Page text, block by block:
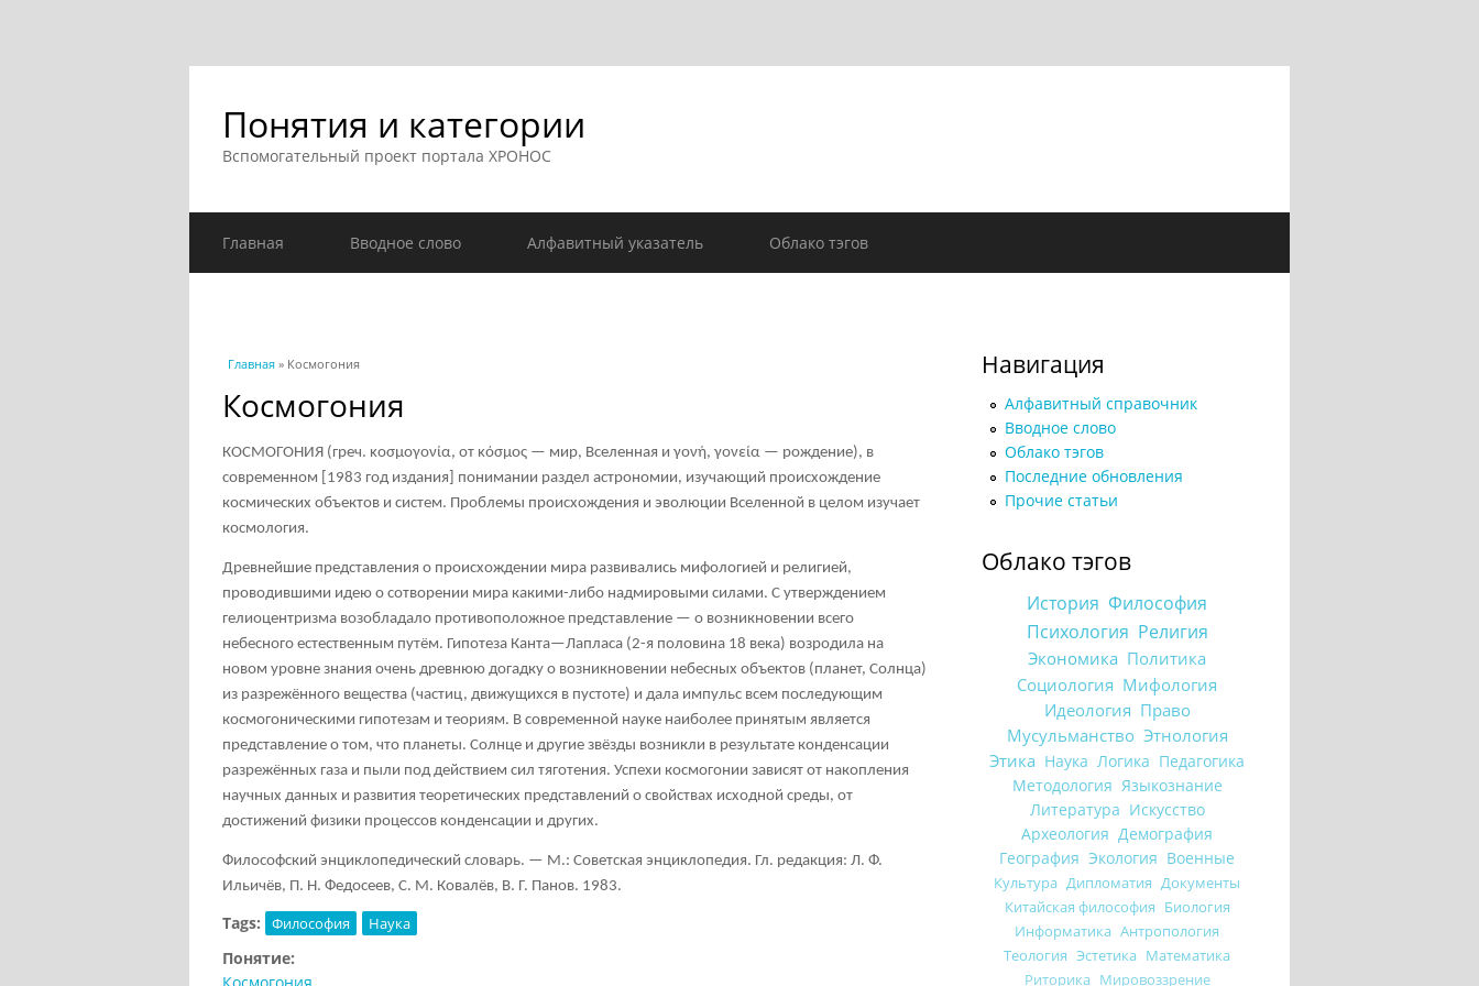
Понятия и категории
Вспомогательный проект портала ХРОНОС
Главная Вводное слово Алфавитный указатель Облако тэгов
Вы здесь
Главная » Космогония
Космогония
КОСМОГОНИЯ (греч. κοσμογονία, от κόσμος — мир, Вселенная и γονή, γονεία — рождение), в
современном [ 1983 год издания ] понимании раздел астрономии, изучающий происхождение
космических объектов и систем. Проблемы происхождения и эволюции Вселенной в целом изучает
космология.
Древнейшие представления о происхождении мира развивались мифологией и религией,
проводившими идею о сотворении мира какими-либо надмировыми силами. С утверждением
гелиоцентризма возобладало противоположное представление — о возникновении всего
небесного естественным путём. Гипотеза Канта—Лапласа (2-я половина 18 века) возродила на
новом уровне знания очень древнюю догадку о возникновении небесных объектов (планет, Солнца)
из разрежённого вещества (частиц, движущихся в пустоте) и дала импульс всем последующим
космогоническими гипотезам и теориям. В современной науке наиболее принятым является
представление о том, что планеты. Солнце и другие звёзды возникли в результате конденсации
разрежённых газа и пыли под действием сил тяготения. Успехи космогонии зависят от накопления
научных данных и развития теоретических представлений о свойствах исходной среды, от
достижений физики процессов конденсации и других.
Философский энциклопедический словарь. — М.: Советская энциклопедия. Гл. редакция: Л. Ф.
Ильичёв, П. Н. Федосеев, С. М. Ковалёв, В. Г. Панов. 1983.
Tags: Философия Наука
Понятие:
Навигация
Алфавитный справочник
Вводное слово
Облако тэгов
Последние обновления
Прочие статьи
Облако тэгов
История Философия
Психология Религия
Экономика Политика
Социология Мифология
Идеология Право
Мусульманство Этнология
Этика Наука Логика Педагогика
Методология Языкознание
Литература Искусство
Археология Демография
География Экология Военные
Культура Дипломатия Документы
Китайская философия Биология
Информатика Антропология
Теология Эстетика Математика
Риторика Мировоззрение